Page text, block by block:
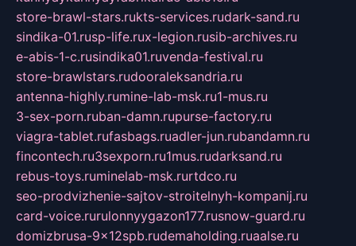
store-brawl-stars.rukts-services.rudark-sand.ru
sindika-01.rusp-life.rux-legion.rusib-archives.ru
e-abis-1-c.rusindika01.ruvenda-festival.ru
store-brawlstars.rudooraleksandria.ru
antenna-highly.rumine-lab-msk.ru1-mus.ru
3-sex-porn.ruban-damn.rupurse-factory.ru
viagra-tablet.rufasbags.ruadler-jun.rubandamn.ru
fincontech.ru3sexporn.ru1mus.rudarksand.ru
rebus-toys.ruminelab-msk.rurtdco.ru
seo-prodvizhenie-sajtov-stroitelnyh-kompanij.ru
card-voice.rurulonnyygazon177.rusnow-guard.ru
domizbrusa-9x12spb.rudemaholding.ruaalse.ru